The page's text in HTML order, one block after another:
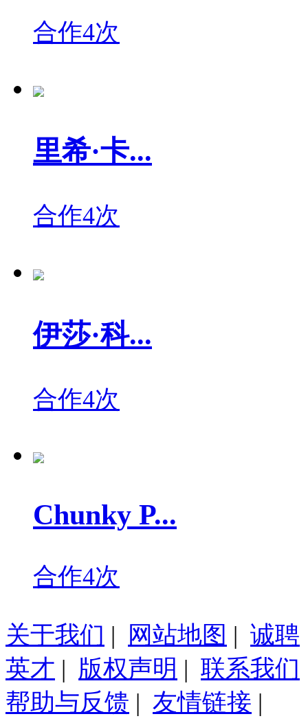
合作4次
里希·卡...
合作4次
伊莎·科...
合作4次
Chunky P...
合作4次
关于我们 | 网站地图 | 诚聘
英才 | 版权声明 | 联系我们
帮助与反馈 | 友情链接 |